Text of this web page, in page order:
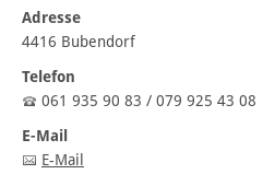
Adresse
4416 Bubendorf
Telefon
061 935 90 83 / 079 925 43 08
E-Mail
E-Mail